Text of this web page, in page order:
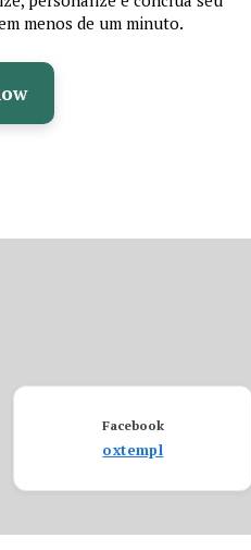
menos de um minuto.
Facebook
oxtempl